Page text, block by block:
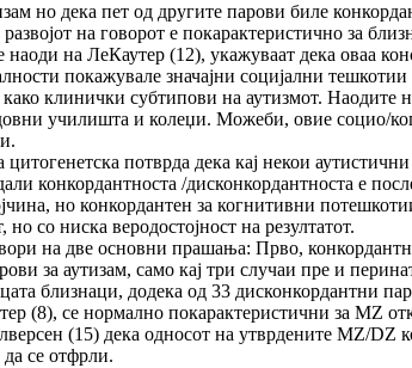
но дека пет од другите парови биле
на говорот е покарактеристично за
на ЛеКаутер (12), укажуваат дека оваа
покажувале значајни социјални
клинички субтипови на аутизмот. Наодите
училишта и колеџи. Можеби, овие социо/
потврда дека кај некои
конкордантноста /дисконкордантноста е
но конкордантен за когнитивни
со ниска веродостојност на резултатот.
на две основни прашања: Прво,
за аутизам, само кај три случаи пре и
близнаци, додека од 33 дисконкордантни
(8), се нормално покарактеристични за MZ
(15) дека односот на утврдените MZ/DZ
да се отфрли.